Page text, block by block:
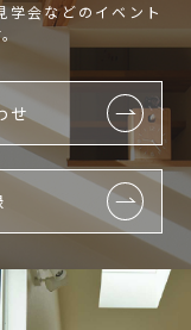
学会などのイベント
せ